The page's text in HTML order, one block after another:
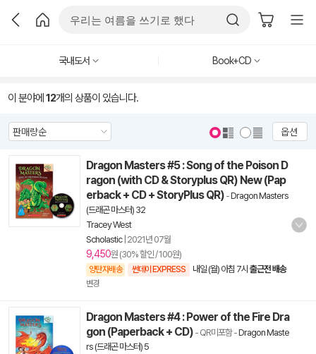
국내도서 Book+CD
이 분야에 12개의 상품이 있습니다.
옵션
Dragon Masters #5 : Song of the Poison D
ragon (with CD & Storyplus QR) New (Pap
erback + CD + StoryPlus QR) -Dragon Masters
(드래곤 마스터) 32
Tracey West
Scholastic| 2021년 07월
9,450원 (30% 할인 / 100원)
양탄자배송 썬데이 EXPRESS 내일 (월) 아침 7시 출근전 배송
변경
Dragon Masters #4 : Power of the Fire Dra
gon (Paperback + CD) - QR미포함-Dragon Maste
rs (드래곤 마스터) 5